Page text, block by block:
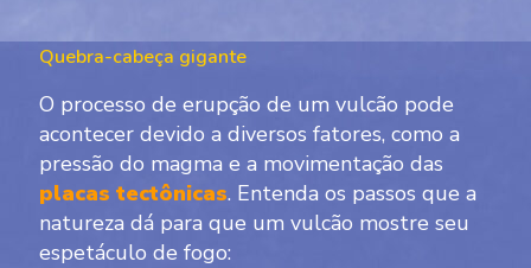
Quebra-cabeça gigante
O processo de erupção de um vulcão pode
acontecer devido a diversos fatores, como a
pressão do magma e a movimentação das
placas tectônicas. Entenda os passos que a
natureza dá para que um vulcão mostre seu
espetáculo de fogo: